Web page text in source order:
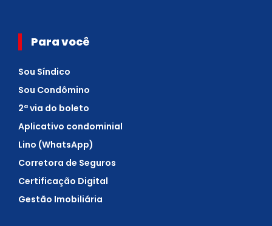
Para você
Sou Síndico
Sou Condômino
2ª via do boleto
Aplicativo condominial
Lino (WhatsApp)
Corretora de Seguros
Certificação Digital
Gestão Imobiliária